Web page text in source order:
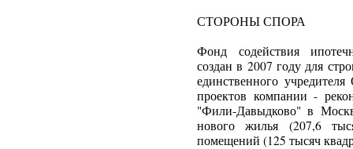
СТОРОНЫ СПОРА
Фонд содействия
создан в 2007 году для
единственного
проектов компании -
"Фили-Давыдково" в
нового жилья (207,6
помещений (125 тысяч